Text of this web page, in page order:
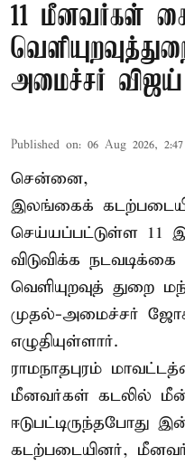
11 மீனவர்கள்
அமைச்சர் விஜய்
Published on: 06 Aug 2026,
சென்னை,
இலங்கைக்
செய்யப்பட்டுள்ள 11
விடுவிக்க
வெளியுறவுத் துறை
முதல்-அமைச்சர்
எழுதியுள்ளார்.
ராமநாதபுரம்
மீனவர்கள் கடலில்
ஈடுபட்டிருந்தபோது
கடற்படையினர்,